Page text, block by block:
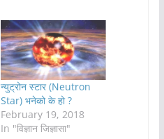
न्युट्रोन स्टार (Neutron
Star) भनेको के हो ?
February 19, 2018
In "विज्ञान जिज्ञासा"